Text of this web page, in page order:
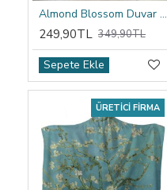
Almond Blossom Duvar Örtüsü
249,90TL 349,90TL
Sepete Ekle
ÜRETICI FIRMA